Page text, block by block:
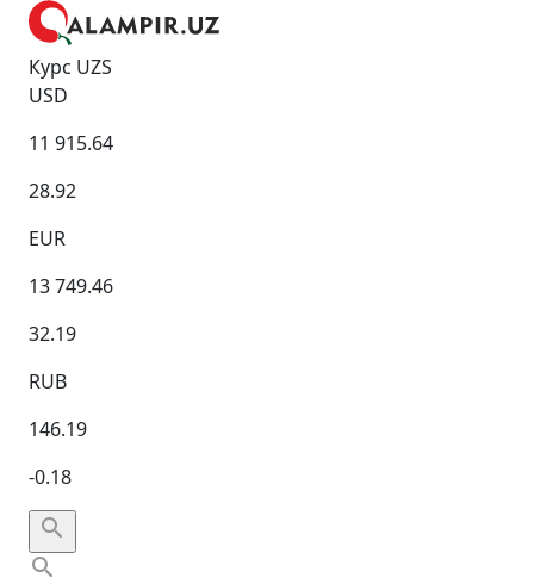
Курс UZS
USD
11 915.64
28.92
EUR
13 749.46
32.19
RUB
146.19
-0.18